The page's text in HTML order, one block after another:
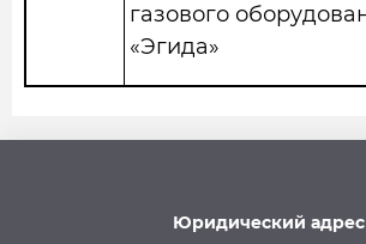
газового
«Эгида»
Юридический адрес